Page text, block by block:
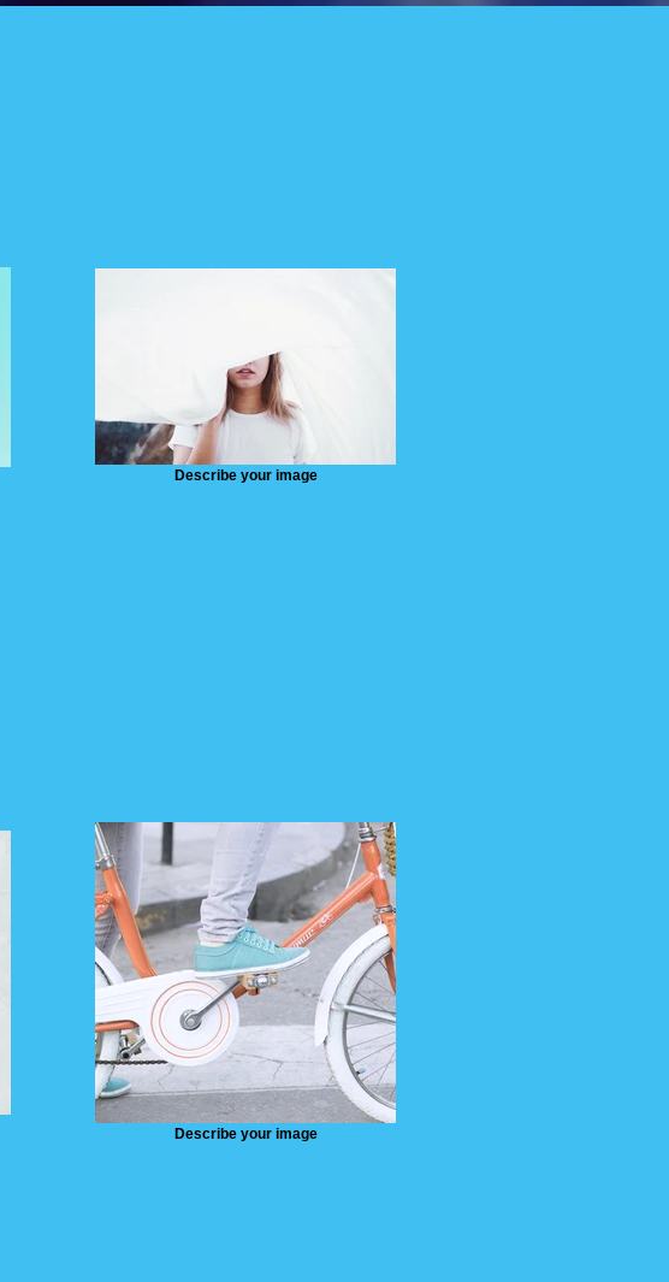
Describe your image
Describe your image